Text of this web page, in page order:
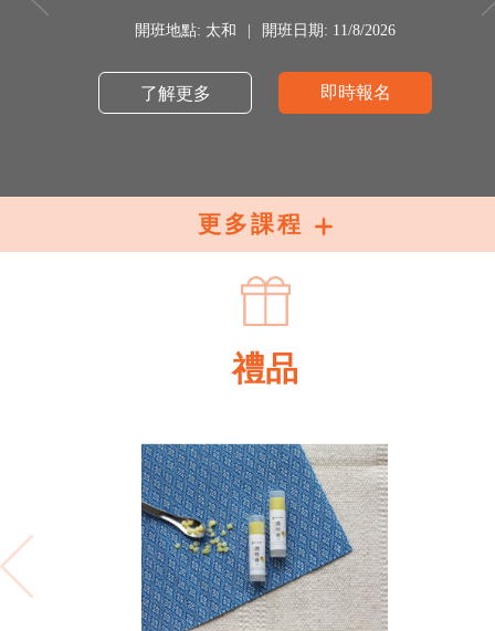
開班地點: 太和 開班日期: 11/8/2026
了解更多 即時報名
更多課程
禮品